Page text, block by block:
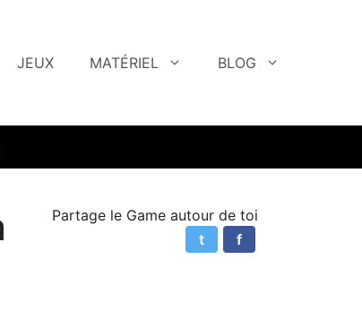
JEUX MATÉRIEL BLOG
Partage le Game autour de toi
f
t